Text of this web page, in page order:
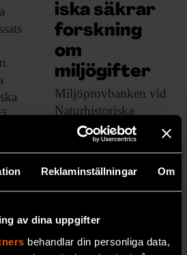
Reklaminställningar Om
av dina uppgifter
behandlar din personliga data,
iska säkrar
forskning
om
miljögifter
Miljöprovbanken vid
Naturhistoriska
riksmuseet är en av
världens äldsta och
behöver den byggas
ut.
PREMIUM